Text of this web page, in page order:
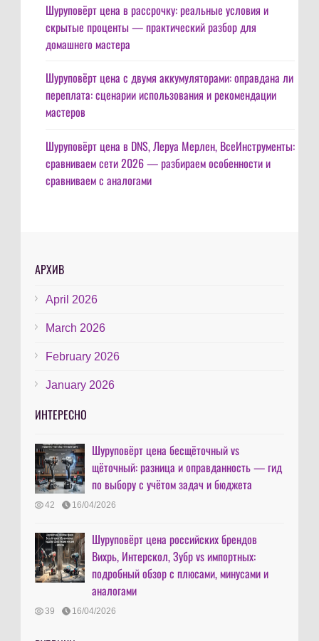
Шуруповёрт цена в рассрочку: реальные условия и
скрытые проценты — практический разбор для
домашнего мастера
Шуруповёрт цена с двумя аккумуляторами: оправдана ли
переплата: сценарии использования и рекомендации
мастеров
Шуруповёрт цена в DNS, Леруа Мерлен, ВсеИнструменты:
сравниваем сети 2026 — разбираем особенности и
сравниваем с аналогами
АРХИВ
April 2026
March 2026
February 2026
January 2026
ИНТЕРЕСНО
Шуруповёрт цена бесщёточный vs
щёточный: разница и оправданность — гид
по выбору с учётом задач и бюджета
42 16/04/2026
Шуруповёрт цена российских брендов
Вихрь, Интерскол, Зубр vs импортных:
подробный обзор с плюсами, минусами и
аналогами
39 16/04/2026